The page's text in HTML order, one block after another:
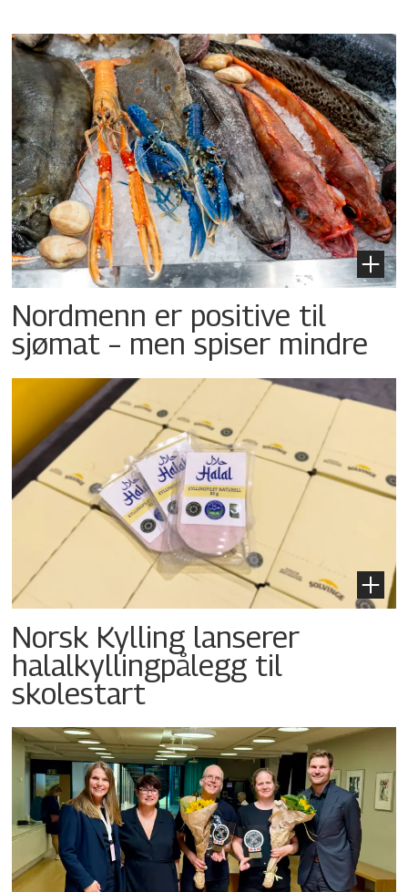
Nordmenn er positive til
sjømat – men spiser mindre
Norsk Kylling lanserer
halalkyllingpålegg til
skolestart